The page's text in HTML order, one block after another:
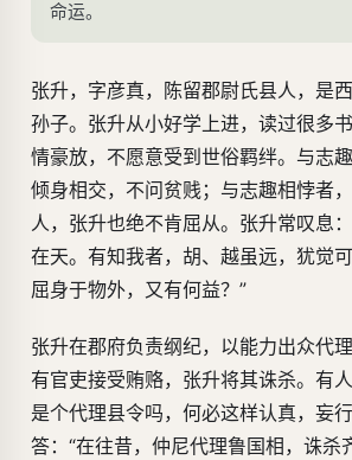
命运。
张升，字彦真，陈留郡尉氏县人，是
孙子。张升从小好学上进，读过很多
情豪放，不愿意受到世俗羁绊。与志
倾身相交，不问贫贱；与志趣相悖者
人，张升也绝不肯屈从。张升常叹息
在天。有知我者，胡、越虽远，犹觉可
屈身于物外，又有何益？”
张升在郡府负责纲纪，以能力出众代
有官吏接受贿赂，张升将其诛杀。有
是个代理县令吗，何必这样认真，妄
答：“在往昔，仲尼代理鲁国相，诛杀